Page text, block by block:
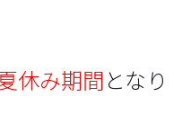
休み期間となり